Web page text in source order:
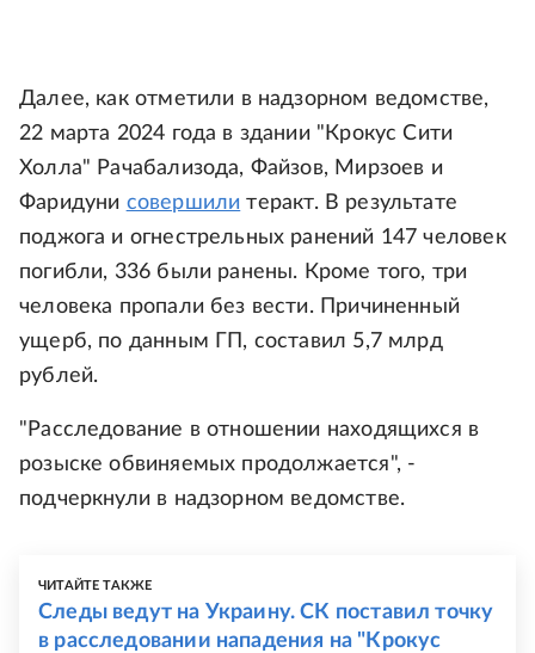
Далее, как отметили в надзорном ведомстве,
22 марта 2024 года в здании "Крокус Сити
Холла" Рачабализода, Файзов, Мирзоев и
Фаридуни совершили теракт. В результате
поджога и огнестрельных ранений 147 человек
погибли, 336 были ранены. Кроме того, три
человека пропали без вести. Причиненный
ущерб, по данным ГП, составил 5,7 млрд
рублей.
"Расследование в отношении находящихся в
розыске обвиняемых продолжается", -
подчеркнули в надзорном ведомстве.
ЧИТАЙТЕ ТАКЖЕ
Следы ведут на Украину. СК поставил точку
в расследовании нападения на "Крокус